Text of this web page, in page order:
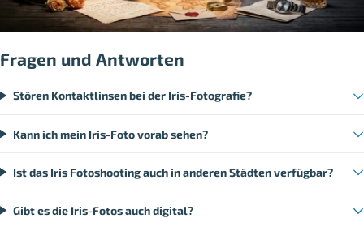
Fragen und Antworten
Stören Kontaktlinsen bei der Iris-Fotografie?
Kann ich mein Iris-Foto vorab sehen?
Ist das Iris Fotoshooting auch in anderen Städten verfügbar?
Gibt es die Iris-Fotos auch digital?